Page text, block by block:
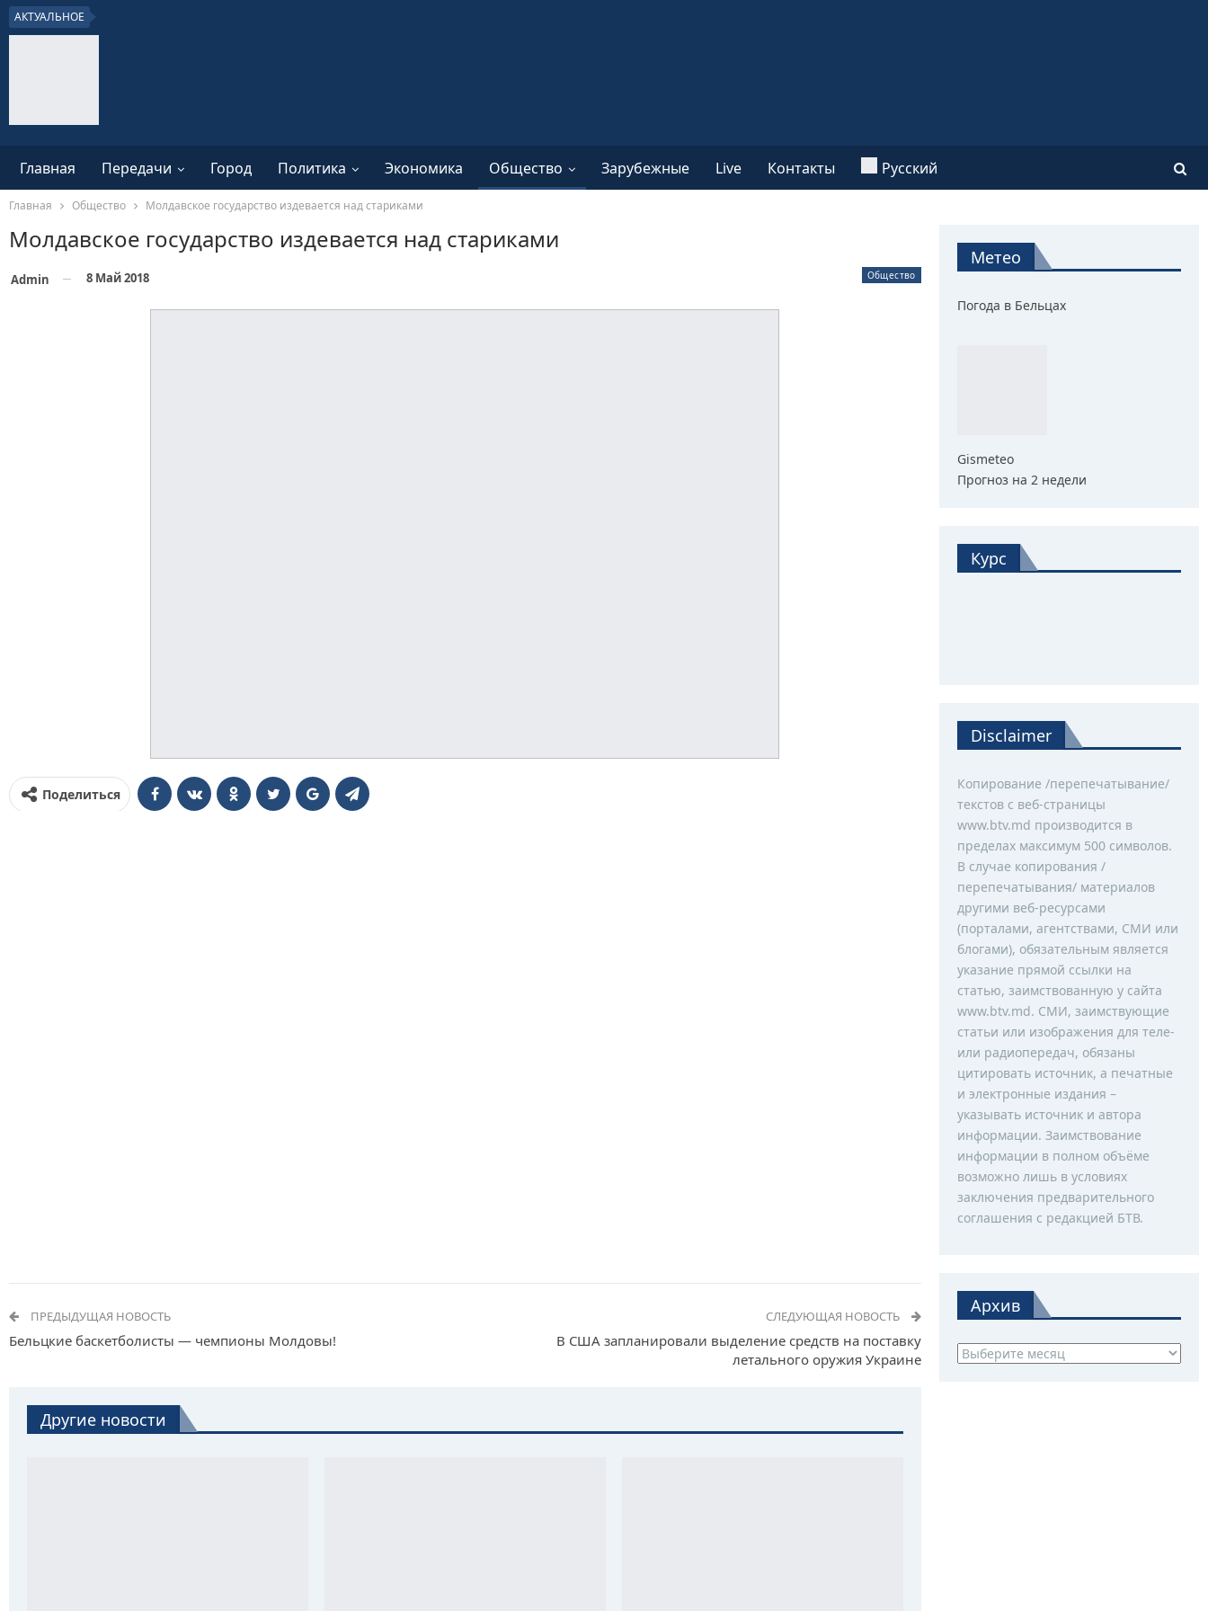
АКТУАЛЬНОЕ
Главная Передачи Город Политика Экономика Общество Зарубежные Live Контакты Русский
Главная Общество Молдавское государство издевается над стариками
Молдавское государство издевается над стариками
Общество
Admin 8 Май 2018
Поделиться
ПРЕДЫДУЩАЯ НОВОСТЬ
Бельцкие баскетболисты — чемпионы Молдовы!
СЛЕДУЮЩАЯ НОВОСТЬ
В США запланировали выделение средств на поставку
летального оружия Украине
Другие новости
Метео
Погода в Бельцах
Gismeteo
Прогноз на 2 недели
Курс
Disclaimer
Копирование /перепечатывание/
текстов с веб-страницы
www.btv.md производится в
пределах максимум 500 символов.
В случае копирования /
перепечатывания/ материалов
другими веб-ресурсами
(порталами, агентствами, СМИ или
блогами), обязательным является
указание прямой ссылки на
статью, заимствованную у сайта
www.btv.md. СМИ, заимствующие
статьи или изображения для теле-
или радиопередач, обязаны
цитировать источник, а печатные
и электронные издания –
указывать источник и автора
информации. Заимствование
информации в полном объёме
возможно лишь в условиях
заключения предварительного
соглашения с редакцией БТВ.
Архив
Архив